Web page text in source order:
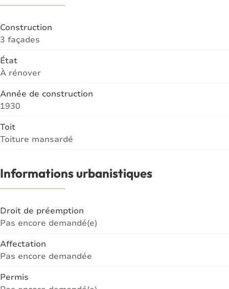
Construction
3 façades
État
À rénover
Année de construction
1930
Toit
Toiture mansardé
Informations urbanistiques
Droit de préemption
Pas encore demandé(e)
Affectation
Pas encore demandée
Permis